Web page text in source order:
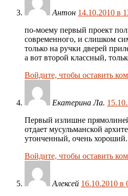
Антон 14.10.2010 в
по-моему первый проект
современного, и слишком
только на ручки дверей
а вот второй классный,
Войдите, чтобы оставить
Екатерина Ла.
Первый излишне
отдает мусульманской
утонченный, очень хороший.
Войдите, чтобы оставить
Алексей 16.10.2010 в